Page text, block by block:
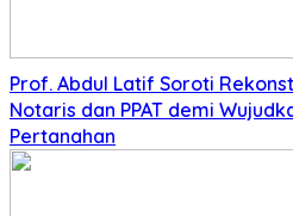
Prof. Abdul Latif Soroti
Notaris dan PPAT demi
Pertanahan